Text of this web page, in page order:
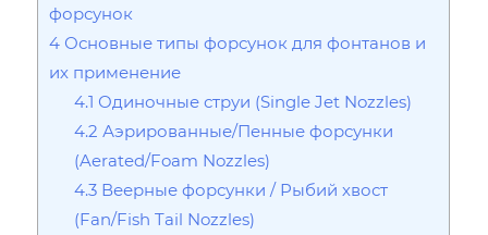
форсунок
4 Основные типы форсунок для фонтанов и
их применение
4.1 Одиночные струи (Single Jet Nozzles)
4.2 Аэрированные/Пенные форсунки
(Aerated/Foam Nozzles)
4.3 Веерные форсунки / Рыбий хвост
(Fan/Fish Tail Nozzles)